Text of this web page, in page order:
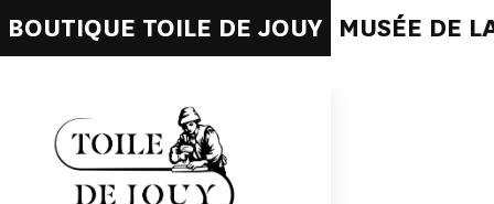
BOUTIQUE TOILE DE JOUY MUSÉE DE